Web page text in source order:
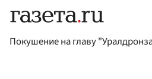
Покушение на главу